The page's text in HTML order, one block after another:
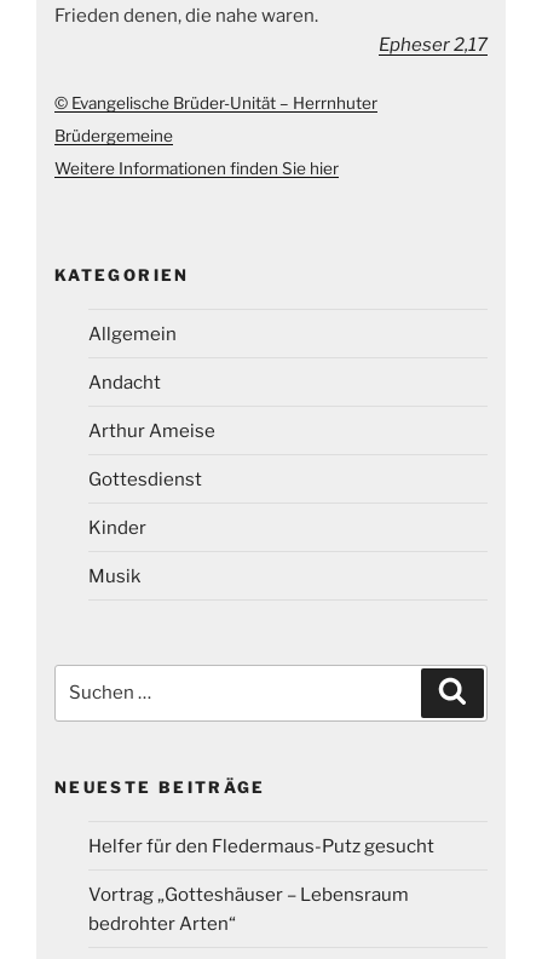
Frieden denen, die nahe waren.
Epheser 2,17
© Evangelische Brüder-Unität – Herrnhuter
Brüdergemeine
Weitere Informationen finden Sie hier
KATEGORIEN
Allgemein
Andacht
Arthur Ameise
Gottesdienst
Kinder
Musik
nach:
NEUESTE BEITRÄGE
Helfer für den Fledermaus-Putz gesucht
Vortrag „Gotteshäuser – Lebensraum
bedrohter Arten“